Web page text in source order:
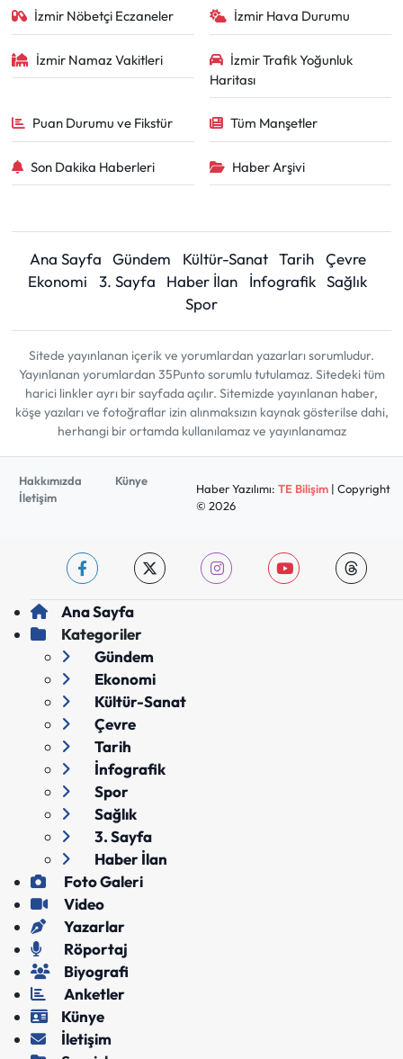
İzmir Nöbetçi Eczaneler İzmir Hava Durumu
İzmir Namaz Vakitleri
İzmir Trafik Yoğunluk
Haritası
Puan Durumu ve Fikstür Tüm Manşetler
Son Dakika Haberleri Haber Arşivi
Ana Sayfa Gündem Kültür-Sanat Tarih
Çevre
Ekonomi
3. Sayfa Haber İlan İnfografik Sağlık
Spor
Sitede yayınlanan içerik ve yorumlardan yazarları sorumludur.
Yayınlanan yorumlardan 35Punto sorumlu tutulamaz. Sitedeki tüm
harici linkler ayrı bir sayfada açılır. Sitemizde yayınlanan haber,
köşe yazıları ve fotoğraflar izin alınmaksızın kaynak gösterilse dahi,
herhangi bir ortamda kullanılamaz ve yayınlanamaz
Hakkımızda
Künye
İletişim
Haber Yazılımı: TE Bilişim| Copyright
© 2026
Ana Sayfa
Kategoriler
Gündem
Ekonomi
Kültür-Sanat
Çevre
Tarih
İnfografik
Spor
Sağlık
3. Sayfa
Haber İlan
Foto Galeri
Video
Yazarlar
Röportaj
Biyografi
Anketler
Künye
İletişim